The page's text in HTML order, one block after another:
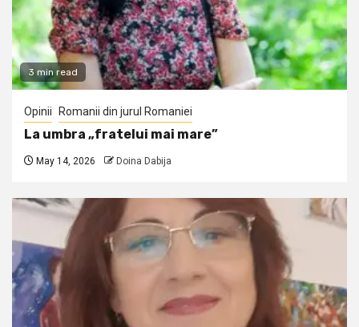
3 min read
Opinii Romanii din jurul Romaniei
La umbra „fratelui mai mare”
May 14, 2026 Doina Dabija